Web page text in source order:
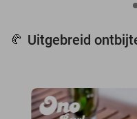
🥐 Uitgebreid